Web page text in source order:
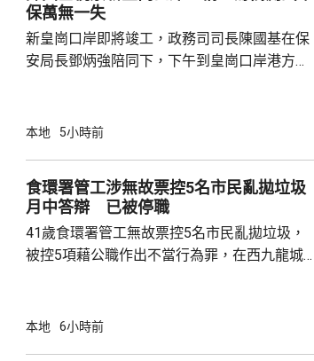
保萬無一失
新皇崗口岸即將竣工，政務司司長陳國基在保
安局長鄧炳強陪同下，下午到皇崗口岸港方口
跨部門工作小組，正籌備綜合營運測試、公共
蓋約20個類別、超過100個不同規模的演練和
測試，循序漸進提升口岸負荷，並在每次測試
後即時跟進問題，又要求小組必須以...
本地 5小時前
食環署管工涉無故票控5名市民亂拋垃圾
月中答辯 已被停職
41歲食環署管工無故票控5名市民亂拋垃圾，
被控5項藉公職作出不當行為罪，在西九龍城
銳，案發時為食環署深水埗區環境衞生辦事處
本地 6小時前